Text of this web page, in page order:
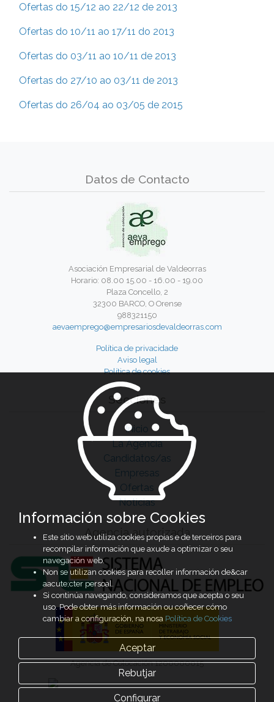
Ofertas do 15/12 ao 22/12 de 2013
Ofertas do 10/11 ao 17/11 do 2013
Ofertas do 03/11 ao 10/11 de 2013
Ofertas do 27/10 ao 03/11 de 2013
Ofertas do 26/04 ao 03/05 de 2015
Datos de Contacto
Asociación Empresarial de Valdeorras
Horario: 08.00 15.00 - 16.00 - 19.00
Plaza Concello, 2
32300 BARCO, O Orense
988321150
aevaemprego@empresariosdevaldeorras.com
Política de privacidade
Aviso legal
Política de cookies
Secciones
Inicio
La Agencia
Candidatos/as
Empresas
Ofertas
Noticias
Agencia autorizada
Agencia de Colocación 1200000015
Información sobre Cookies
Este sitio web utiliza cookies propias e de terceiros para
recompilar información que axude a optimizar o seu
navegación web.
Non se utilizan cookies para recoller información de&car
aacute;cter persoal.
Si continúa navegando, consideramos que acepta o seu
uso. Pode obter más información ou coñecer cómo
cambiar a configuración, na nosa Política de Cookies
Aceptar
Rebutjar
Configurar